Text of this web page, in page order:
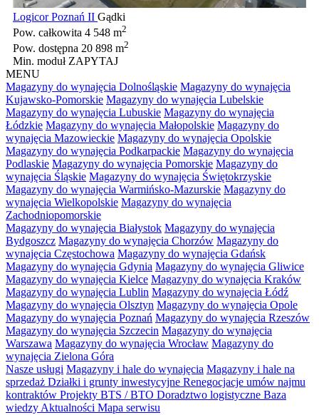
Logicor Poznań II Gądki
Pow. całkowita 4 548 m2
Pow. dostępna 20 898 m2
Min. moduł ZAPYTAJ
MENU
Magazyny do wynajęcia Dolnośląskie Magazyny do wynajęcia
Kujawsko-Pomorskie Magazyny do wynajęcia Lubelskie
Magazyny do wynajęcia Lubuskie Magazyny do wynajęcia
Łódzkie Magazyny do wynajęcia Małopolskie Magazyny do
wynajęcia Mazowieckie Magazyny do wynajęcia Opolskie
Magazyny do wynajęcia Podkarpackie Magazyny do wynajęcia
Podlaskie Magazyny do wynajęcia Pomorskie Magazyny do
wynajęcia Śląskie Magazyny do wynajęcia Świętokrzyskie
Magazyny do wynajęcia Warmińsko-Mazurskie Magazyny do
wynajęcia Wielkopolskie Magazyny do wynajęcia
Zachodniopomorskie
Magazyny do wynajęcia Białystok Magazyny do wynajęcia
Bydgoszcz Magazyny do wynajęcia Chorzów Magazyny do
wynajęcia Częstochowa Magazyny do wynajęcia Gdańsk
Magazyny do wynajęcia Gdynia Magazyny do wynajęcia Gliwice
Magazyny do wynajęcia Kielce Magazyny do wynajęcia Kraków
Magazyny do wynajęcia Lublin Magazyny do wynajęcia Łódź
Magazyny do wynajęcia Olsztyn Magazyny do wynajęcia Opole
Magazyny do wynajęcia Poznań Magazyny do wynajęcia Rzeszów
Magazyny do wynajęcia Szczecin Magazyny do wynajęcia
Warszawa Magazyny do wynajęcia Wrocław Magazyny do
wynajęcia Zielona Góra
Nasze usługi Magazyny i hale do wynajęcia Magazyny i hale na
sprzedaż Działki i grunty inwestycyjne Renegocjacje umów najmu
kontraktów Projekty BTS / BTO Doradztwo logistyczne Baza
wiedzy Aktualności Mapa serwisu